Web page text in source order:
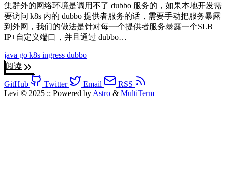
集群外的网络环境是调用不了 dubbo 服务的，如果本地开发需
要访问 k8s 内的 dubbo 提供者服务的话，需要手动把服务暴露
到外网，我们的做法是针对每一个提供者服务暴露一个SLB
IP+自定义端口，并且通过 dubbo…
java go k8s ingress dubbo
阅读
GitHub Twitter Email
RSS
Levi © 2025 :: Powered by Astro & MultiTerm